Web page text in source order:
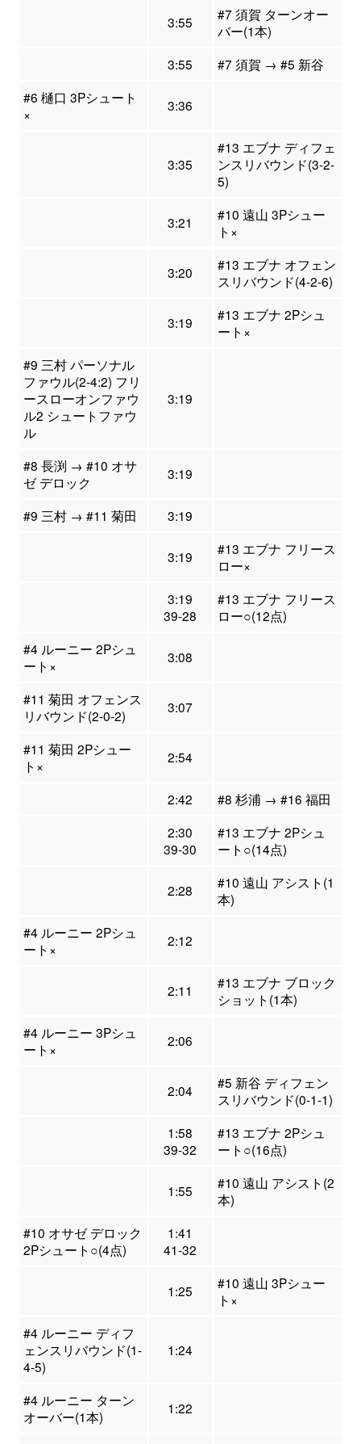
3:55
#7 須賀 ターンオー
バー(1本)
3:55
#7 須賀 → #5 新谷
#6 樋口 3Pシュート
×
3:36
3:35
#13 エブナ ディフェ
ンスリバウンド(3-2-
5)
3:21
#10 遠山 3Pシュー
ト×
3:20
#13 エブナ オフェン
スリバウンド(4-2-6)
3:19
#13 エブナ 2Pシュ
ート×
#9 三村 パーソナル
ファウル(2-4:2) フリ
ースローオンファウ
ル2 シュートファウ
ル
3:19
#8 長渕 → #10 オサ
ゼ デロック
3:19
#9 三村 → #11 菊田 3:19
3:19
#13 エブナ フリース
ロー×
3:19
39-28
#13 エブナ フリース
ロー○(12点)
#4 ルーニー 2Pシュ
ート×
3:08
#11 菊田 オフェンス
リバウンド(2-0-2)
3:07
#11 菊田 2Pシュー
ト×
2:54
2:42
#8 杉浦 → #16 福田
2:30
39-30
#13 エブナ 2Pシュ
ート○(14点)
2:28
#10 遠山 アシスト(1
本)
#4 ルーニー 2Pシュ
ート×
2:12
2:11
#13 エブナ ブロック
ショット(1本)
#4 ルーニー 3Pシュ
ート×
2:06
2:04
#5 新谷 ディフェン
スリバウンド(0-1-1)
1:58
39-32
#13 エブナ 2Pシュ
ート○(16点)
1:55
#10 遠山 アシスト(2
本)
#10 オサゼ デロック
2Pシュート○(4点)
1:41
41-32
1:25
#10 遠山 3Pシュー
ト×
#4 ルーニー ディフ
ェンスリバウンド(1-
4-5)
1:24
#4 ルーニー ターン
オーバー(1本)
1:22